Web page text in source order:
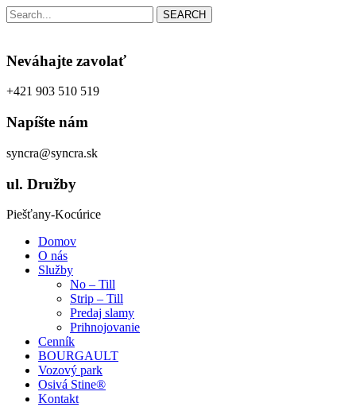
SEARCH
Neváhajte zavolať
+421 903 510 519
Napíšte nám
syncra@syncra.sk
ul. Družby
Piešťany-Kocúrice
Domov
O nás
Služby
No – Till
Strip – Till
Predaj slamy
Prihnojovanie
Cenník
BOURGAULT
Vozový park
Osivá Stine®
Kontakt